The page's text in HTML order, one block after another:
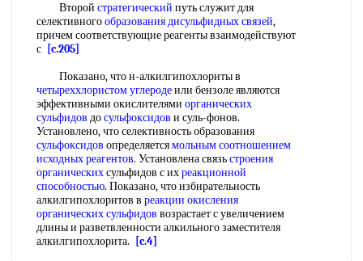
Второй стратегический путь служит для
селективногообразования дисульфидных связей,
причем соответствующие реагенты взаимодействуют
с [c.205]
Показано, что н-алкилгипохлориты в
четыреххлористом углеродеили бензоле являются
эффективными окислителями органических
сульфидов досульфоксидов и суль-фонов.
Установлено, что селективность образования
сульфоксидов определяетсямольным соотношением
исходных реагентов. Установлена связьстроения
органическихсульфидов с ихреакционной
способностью. Показано, что избирательность
алкилгипохлоритов в реакции окисления
органических сульфидов возрастает с увеличением
длины и разветвленности алкильного заместителя
алкилгипохлорита.
[c.4]